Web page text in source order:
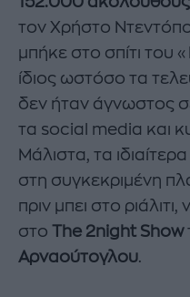
τον Χρήστο
μπήκε στο σπίτι
ίδιος ωστόσο τα
δεν ήταν άγνωστος
τα social media και
Μάλιστα, τα
στη συγκεκριμένη
πριν μπει στο
στο The 2night Show
Αρναούτογλου.